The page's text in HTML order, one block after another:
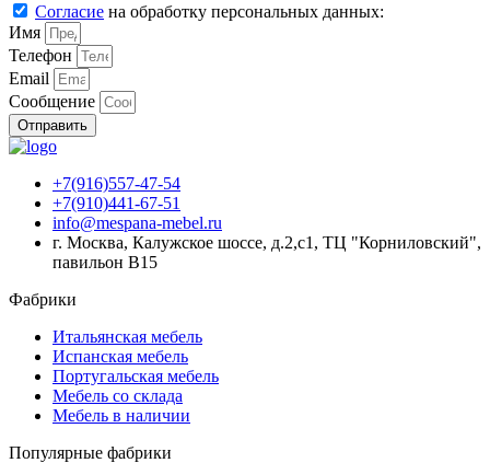
Согласие на обработку персональных данных:
Имя
Телефон
Email
Сообщение
Отправить
+7(916)557-47-54
+7(910)441-67-51
info@mespana-mebel.ru
г. Москва, Калужское шоссе, д.2,с1, ТЦ "Корниловский",
павильон В15
Фабрики
Итальянская мебель
Испанская мебель
Португальская мебель
Мебель со склада
Мебель в наличии
Популярные фабрики